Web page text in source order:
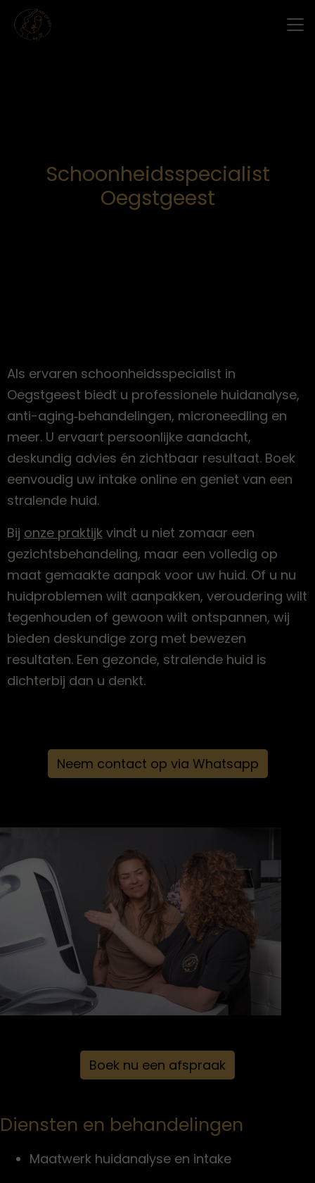
Schoonheidsspecialist
Oegstgeest
Als ervaren schoonheidsspecialist in
Oegstgeest biedt u professionele huidanalyse,
anti-aging‑behandelingen, microneedling en
meer. U ervaart persoonlijke aandacht,
deskundig advies én zichtbaar resultaat. Boek
eenvoudig uw intake online en geniet van een
stralende huid.
Bij onze praktijk vindt u niet zomaar een
gezichtsbehandeling, maar een volledig op
maat gemaakte aanpak voor uw huid. Of u nu
huidproblemen wilt aanpakken, veroudering wilt
tegenhouden of gewoon wilt ontspannen, wij
bieden deskundige zorg met bewezen
resultaten. Een gezonde, stralende huid is
dichterbij dan u denkt.
Neem contact op via Whatsapp
Boek nu een afspraak
Diensten en behandelingen
Maatwerk huidanalyse en intake